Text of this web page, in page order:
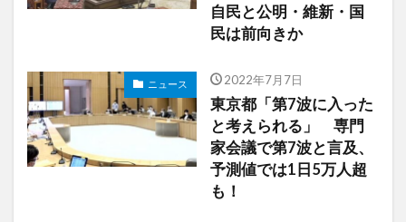
自民と公明・維新・国
民は前向きか
ニュース 2022年7月7日
東京都「第7波に入った
と考えられる」 専門
家会議で第7波と言及、
予測値では1日5万人超
も！